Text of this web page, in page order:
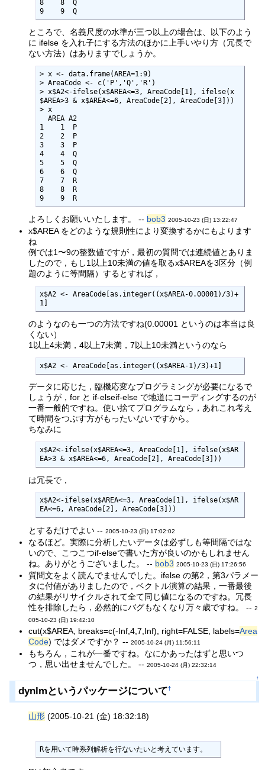
8    8  Q
9    9  Q
ところで、名義尺度の水準が三つ以上の場合は、以下のよう
に ifelse を入れ子にする方法のほかに上手いやり方（冗長で
ない方法）はありますでしょうか。
> x <- data.frame(AREA=1:9)
> AreaCode <- c('P','Q','R')
> x$A2<-ifelse(x$AREA<=3, AreaCode[1], ifelse(x
$AREA>3 & x$AREA<=6, AreaCode[2], AreaCode[3]))
> x
1    1  P
2    2  P
3    3  P
4    4  Q
5    5  Q
6    6  Q
7    7  R
8    8  R
9    9  R
よろしくお願いいたします。 -- bob3 2005-10-23 (日) 13:22:47
x$AREA をどのような規則性により変換するかにもよります
ね
例では1〜9の整数値ですが，最初の質問では連続値とありま
したので，もし1以上10未満の値を取るx$AREAを3区分（例
題のように等間隔）するとすれば，
x$A2 <- AreaCode[as.integer((x$AREA-0.00001)/3)+
1]
のようなのも一つの方法ですね(0.00001 というのは本当は良
くない）
1以上4未満，4以上7未満，7以上10未満というのなら
x$A2 <- AreaCode[as.integer((x$AREA-1)/3)+1]
データに応じた，臨機応変なプログラミングが必要になるで
しょうが，for と if-elseif-else で地道にコーディングするのが
一番一般的ですね。使い捨てプログラムなら，あれこれ考え
て時間をつぶす方がもったいないですから。
ちなみに
x$A2<-ifelse(x$AREA<=3, AreaCode[1], ifelse(x$AR
EA>3 & x$AREA<=6, AreaCode[2], AreaCode[3]))
は冗長で，
x$A2<-ifelse(x$AREA<=3, AreaCode[1], ifelse(x$AR
EA<=6, AreaCode[2], AreaCode[3]))
とするだけでよい --2005-10-23 (日) 17:02:02
なるほど。実際に分析したいデータは必ずしも等間隔ではな
いので、こつこつif-elseで書いた方が良いのかもしれません
ね。ありがとうございました。 -- bob3 2005-10-23 (日) 17:26:56
質問文をよく読んでませんでした。ifelse の第2，第3パラメー
タに付値がありましたので，ベクトル演算の結果，一番最後
の結果がリサイクルされて全て同じ値になるのですね。冗長
性を排除したら，必然的にバグもなくなり万々歳ですね。 --2
005-10-23 (日) 19:42:10
cut(x$AREA, breaks=c(-Inf,4,7,Inf), right=FALSE, labels=Area
Code) ではダメですか？ --2005-10-24 (月) 11:56:11
もちろん，これが一番ですね。なにかあったはずと思いつ
つ，思い出せませんでした。 --2005-10-24 (月) 22:32:14
↑
dynlmというパッケージについて†
山形 (2005-10-21 (金) 18:32:18)
Rを用いて時系列解析を行ないたいと考えています。